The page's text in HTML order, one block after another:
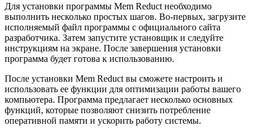
Для установки программы Mem Reduct необходимо
выполнить несколько простых шагов. Во-первых, загрузите
исполняемый файл программы с официального сайта
разработчика. Затем запустите установщик и следуйте
инструкциям на экране. После завершения установки
программа будет готова к использованию.
После установки Mem Reduct вы сможете настроить и
использовать ее функции для оптимизации работы вашего
компьютера. Программа предлагает несколько основных
функций, которые позволяют снизить потребление
оперативной памяти и ускорить работу системы.